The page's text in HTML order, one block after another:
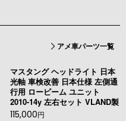
アメ車パーツ一覧
マスタング ヘッドライト 日本
光軸 車検改善 日本仕様 左側通
行用 ロービーム ユニット
2010-14y 左右セット VLAND製
115,000円